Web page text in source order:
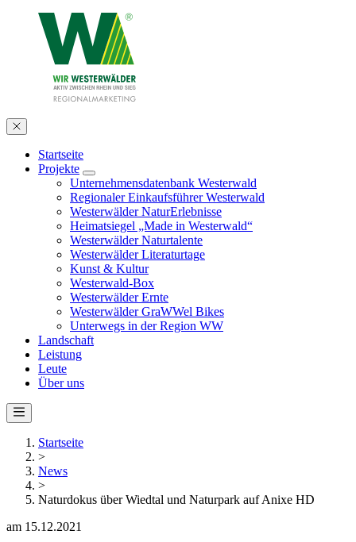
Startseite
Projekte
Unternehmensdatenbank Westerwald
Regionaler Einkaufsführer Westerwald
Westerwälder NaturErlebnisse
Heimatsiegel „Made in Westerwald“
Westerwälder Naturtalente
Westerwälder Literaturtage
Kunst & Kultur
Westerwald-Box
Westerwälder Ernte
Westerwälder GraWWel Bikes
Unterwegs in der Region WW
Landschaft
Leistung
Leute
Über uns
Startseite
>
News
>
Naturdokus über Wiedtal und Naturpark auf Anixe HD
am 15.12.2021